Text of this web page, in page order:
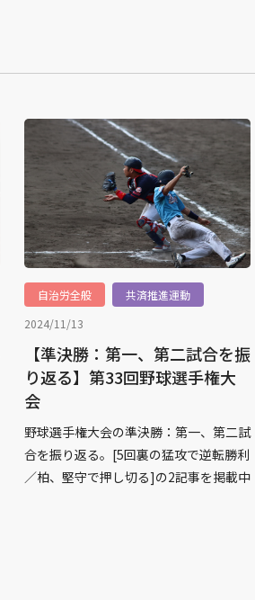
自治労全般
共済推進運動
2024/11/13
【準決勝：第一、第二試合を振
り返る】第33回野球選手権大
会
野球選手権大会の準決勝：第一、第二試
合を振り返る。[5回裏の猛攻で逆転勝利
／柏、堅守で押し切る]の2記事を掲載中